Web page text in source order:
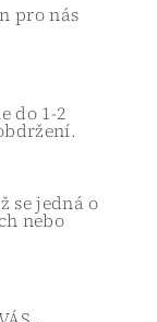
pro nás
do 1-2
se jedná o
nebo